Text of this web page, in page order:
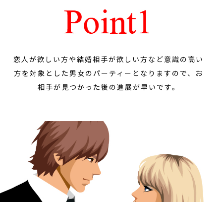
恋人が欲しい方や結婚相手が欲しい方など意識の高い
方を対象とした男女のパーティーとなりますので、お
相手が見つかった後の進展が早いです。